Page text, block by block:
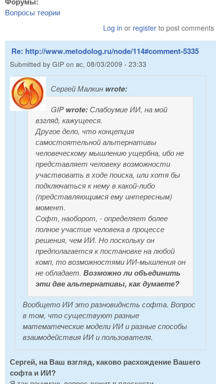
Вопросы теории
Log in or register to post comments
Re: http://www.metodolog.ru/node/114#comment-5335
Submitted by GIP on вс, 08/03/2009 - 23:33
Сергей Малкин wrote:
GIPwrote:Слабоумие ИИ, на мой
взгляд, кажущееся.
Другое дело, что концепция
самостоятельной альтернативы
человеческому мышлению ущербна, ибо не
представляет человеку возможности
участвовать в ходе поиска, или хотя бы
подключаться к нему в какой-либо
(представляющимся ему интересным)
момент.
Софт, наоборот, - определяет более
полное участие человека в процессе
решения, чем ИИ. Но поскольку он
предполагается к постановке на любой
комп, то возможностями ИИ-мышления он
не обладает. Возможно ли объединить
эти две альтернативы, как думаете?
Вообщето ИИ это разновиднсть софта. Вопрос
в том, что существуют разные
математеческие модели ИИ и разные способы
взаимодействия ИИ и пользователя.
Сергей, на Ваш взгляд, каково расхождение Вашего
софта и ИИ?